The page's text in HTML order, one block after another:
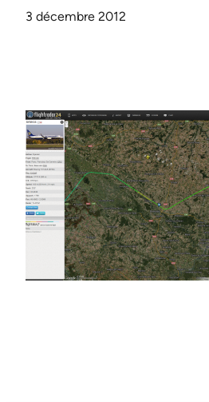
3 décembre 2012